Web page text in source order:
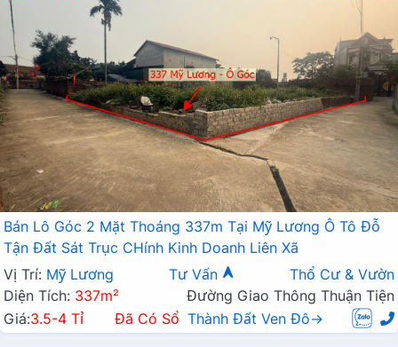
Bán Lô Góc 2 Mặt Thoáng 337m Tại Mỹ Lương Ô Tô Đỗ
Tận Đất Sát Trục CHính Kinh Doanh Liên Xã
Vị Trí: Mỹ Lương Tư Vấn
Thổ Cư & Vườn
Diện Tích: 337m²
Đường Giao Thông Thuận Tiện
Giá:3.5-4 Tỉ Đã Có Sổ Thành Đất Ven Đô→